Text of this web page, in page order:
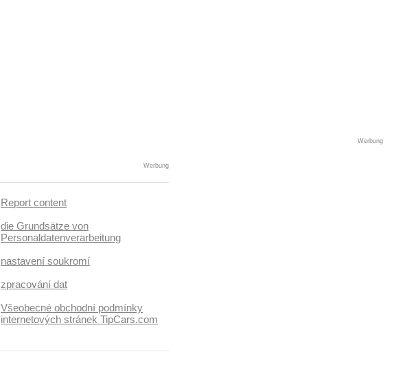
Werbung
Werbung
Report content
die Grundsätze von
Personaldatenverarbeitung
nastavení soukromí
zpracování dat
Všeobecné obchodní podmínky
internetových stránek TipCars.com